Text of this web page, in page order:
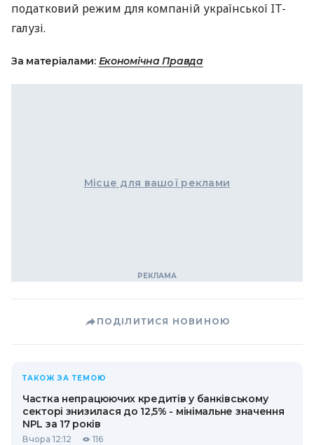
податковий режим для компаній української IT-
галузі.
За матеріалами: Економічна Правда
Місце для вашої реклами
ПОДІЛИТИСЯ НОВИНОЮ
ТАКОЖ ЗА ТЕМОЮ
Частка непрацюючих кредитів у банківському
секторі знизилася до 12,5% - мінімальне значення
NPL за 17 років
Вчора 12:12 116